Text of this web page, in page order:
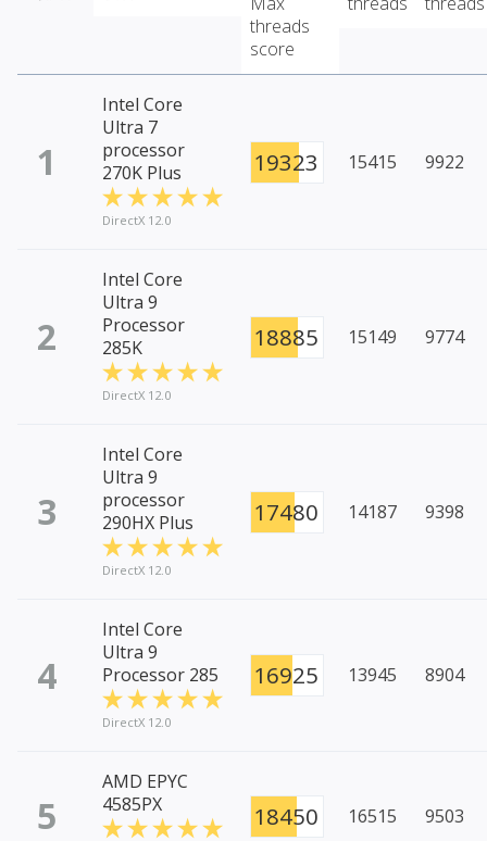
threads
score
1
Intel Core
Ultra 7
processor
270K Plus
DirectX 12.0
19323 15415 9922
2
Intel Core
Ultra 9
Processor
285K
DirectX 12.0
18885 15149 9774
3
Intel Core
Ultra 9
processor
290HX Plus
DirectX 12.0
17480 14187 9398
4
Intel Core
Ultra 9
Processor 285
DirectX 12.0
16925 13945 8904
5
AMD EPYC
4585PX
18450 16515 9503